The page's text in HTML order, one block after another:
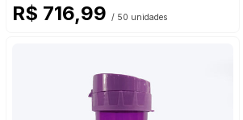
R$ 716,99 / 50 unidades